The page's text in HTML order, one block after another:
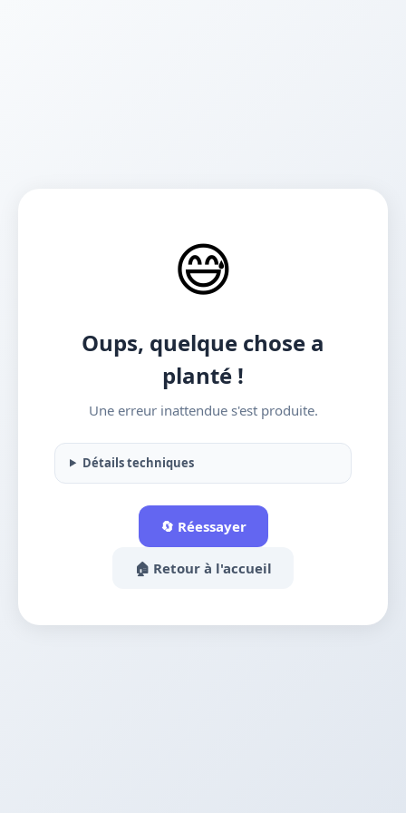
😅
Oups, quelque chose a
planté !
Une erreur inattendue s'est produite.
Détails techniques
🔄 Réessayer
🏠 Retour à l'accueil